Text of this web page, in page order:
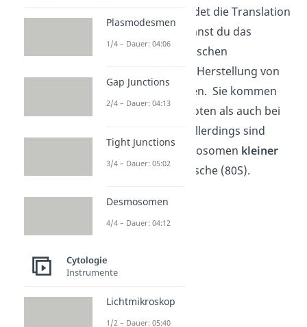
vorstellen. Hier findet die Translation
statt. Darunter kannst du das
Ablesen von genetischen
Informationen zur Herstellung von
Proteinen verstehen. Sie kommen
sowohl bei Eukaryoten als auch bei
Prokaryoten vor. Allerdings sind
prokaryotische Ribosomen kleiner
(70S) als eukaryotische (80S).
Plasmodesmen
1/4 – Dauer: 04:06
Gap Junctions
2/4 – Dauer: 04:13
Tight Junctions
3/4 – Dauer: 05:02
Desmosomen
4/4 – Dauer: 04:12
Cytologie
Instrumente
Lichtmikroskop
1/2 – Dauer: 05:40